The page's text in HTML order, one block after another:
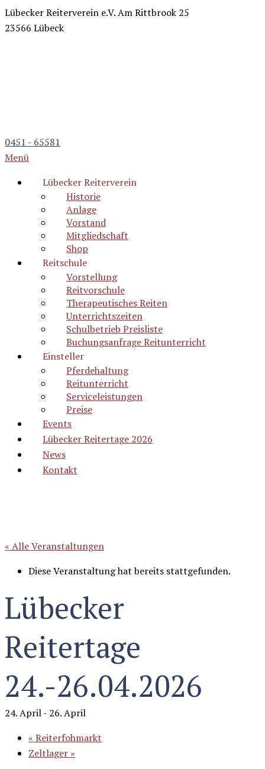
Lübecker Reiterverein e.V.Am Rittbrook 25
23566 Lübeck
0451 - 65581
Menü
Lübecker Reiterverein
Historie
Anlage
Vorstand
Mitgliedschaft
Shop
Reitschule
Vorstellung
Reitvorschule
Therapeutisches Reiten
Unterrichtszeiten
Schulbetrieb Preisliste
Buchungsanfrage Reitunterricht
Einsteller
Pferdehaltung
Reitunterricht
Serviceleistungen
Preise
Events
Lübecker Reitertage 2026
News
Kontakt
« Alle Veranstaltungen
Diese Veranstaltung hat bereits stattgefunden.
Lübecker
Reitertage
24.-26.04.2026
24. April- 26. April
« Reiterfohmarkt
Zeltlager »